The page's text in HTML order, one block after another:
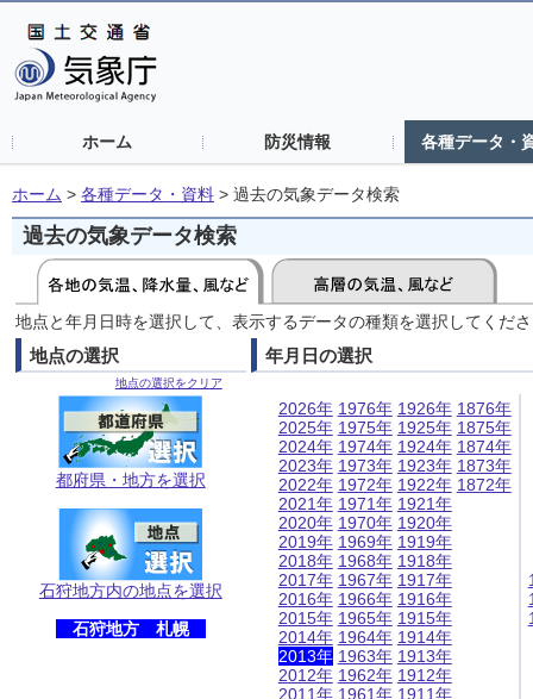
ホーム 防災情報 各種データ・
ホーム > 各種データ・資料 > 過去の気象データ検索
過去の気象データ検索
地点と年月日時を選択して、表示するデータの種類を選択してくだ
地点の選択
地点の選択をクリア
都府県・地方を選択
石狩地方内の地点を選択
石狩地方 札幌
年月日の選択
2026年
2025年
2024年
2023年
2022年
2021年
2020年
2019年
2018年
2017年
2016年
2015年
2014年
2013年
2012年
2011年
1976年
1975年
1974年
1973年
1972年
1971年
1970年
1969年
1968年
1967年
1966年
1965年
1964年
1963年
1962年
1961年
1926年
1925年
1924年
1923年
1922年
1921年
1920年
1919年
1918年
1917年
1916年
1915年
1914年
1913年
1912年
1911年
1876年
1875年
1874年
1873年
1872年